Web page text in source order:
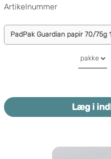
på pakkerens
det! Resultatet er
bruges til beskyttelse,
produkter. Det er nemt
emballagematerialet
Særdeles god
Feksibelt
Artikelnummer
Læg i